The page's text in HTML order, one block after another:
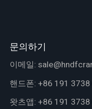
문의하기
이메일:
핸드폰: +86 191
왓츠앱: +86 191